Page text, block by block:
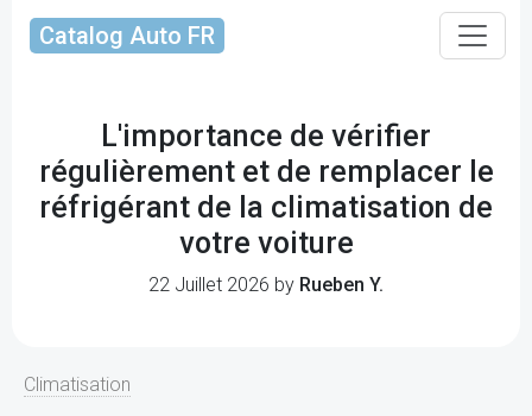
Catalog Auto FR
L'importance de vérifier
régulièrement et de remplacer le
réfrigérant de la climatisation de
votre voiture
22 Juillet 2026 by Rueben Y.
Climatisation